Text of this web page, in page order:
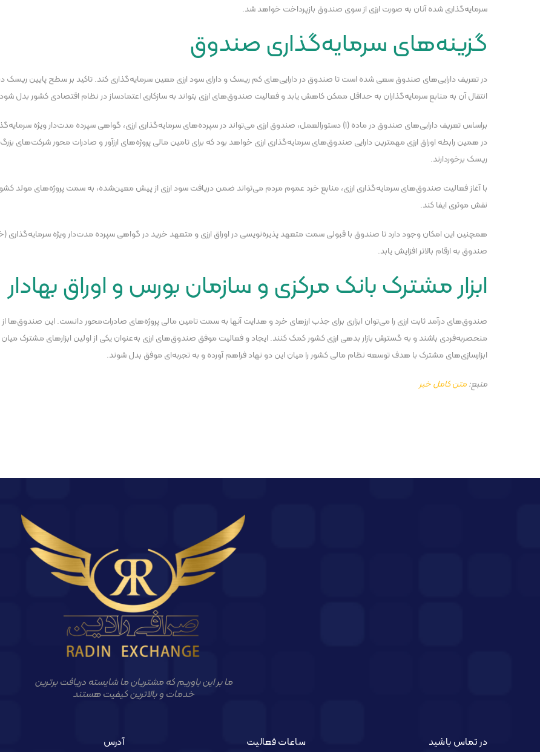
سرمایه‌گذاری شده آنان به صورت ارزی از سوی صندوق بازپرداخت خواهد شد.
گزینه‌های سرمایه‌گذاری صندوق
در تعریف دارایی‌های صندوق سعی شده است تا صندوق در دارایی‌های کم ریسک و دارای سود ارزی معین سرمایه‌گذاری کند. تاکید بر سطح پایین ریسک
انتقال آن به منابع سرمایه‌گذاران به حداقل ممکن کاهش یابد و فعالیت صندوق‌های ارزی بتواند به سازکاری اعتمادساز در نظام اقتصادی کشور بدل
براساس تعریف دارایی‌های صندوق در ماده (۱) دستورالعمل، صندوق ارزی می‌تواند در سپرده‌های سرمایه‌گذاری ارزی، گواهی سپرده
در همین رابطه اوراق ارزی مهمترین دارایی صندوق‌های سرمایه‌گذاری ارزی خواهد بود که برای تامین مالی پروژه‌های ارزآور و صادرات محور
ریسک برخوردارند.
با آغاز فعالیت صندوق‌های سرمایه‌گذاری ارزی، منابع خرد عموم مردم می‌تواند ضمن دریافت سود ارزی از پیش معین‌شده، به سمت پروژه‌های مولد
نقش موثری ایفا کند.
همچنین این امکان وجود دارد تا صندوق با قبولی سمت متعهد پذیره‌نویسی در اوراق ارزی و متعهد خرید در گواهی سپرده مدت‌دار ویژه سرمایه‌گذاری
صندوق به ارقام بالاتر افزایش یابد.
ابزار مشترک بانک مرکزی و سازمان بورس و اوراق بهادار
صندوق‌های درآمد ثابت ارزی را می‌توان ابزاری برای جذب ارز‌های خرد و هدایت آنها به سمت تامین مالی پروژه‌های صادرات‌محور دانست. این صندوق‌ها از
منحصربه‌فردی باشند و به گسترش بازار بدهی ارزی کشور کمک کنند. ایجاد و فعالیت موفق صندوق‌های ارزی به‌عنوان یکی از اولین ابزار‌های مشترک میان
ابزارسازی‌های مشترک با هدف توسعه نظام مالی کشور را میان این دو نهاد فراهم آورده و به تجربه‌ای موفق بدل شوند.
منبع:متن کامل خبر
ما بر این باوریم که مشتریان ما شایسته دریافت برترین
خدمات و بالاترین کیفیت هستند
در تماس باشید ساعات فعالیت آدرس